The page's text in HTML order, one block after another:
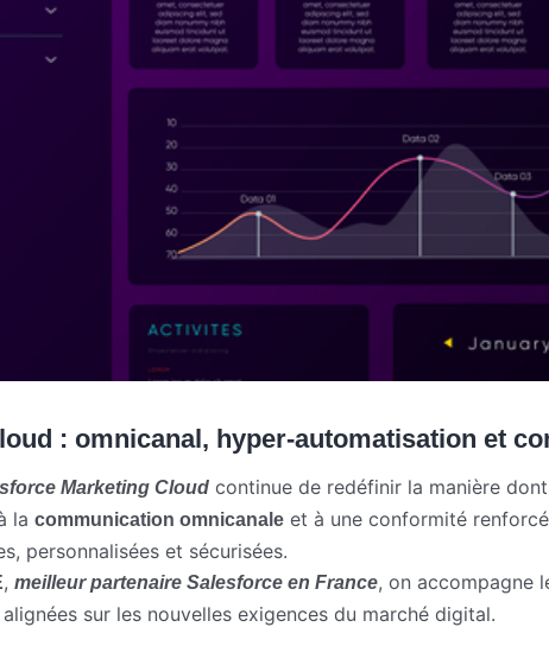
: omnicanal, hyper-automatisation et
Marketing Cloud continue de redéfinir la manière
la communication omnicanale et à une conformité
personnalisées et sécurisées.
, meilleur partenaire Salesforce en France, on accompagne
sur les nouvelles exigences du marché digital.